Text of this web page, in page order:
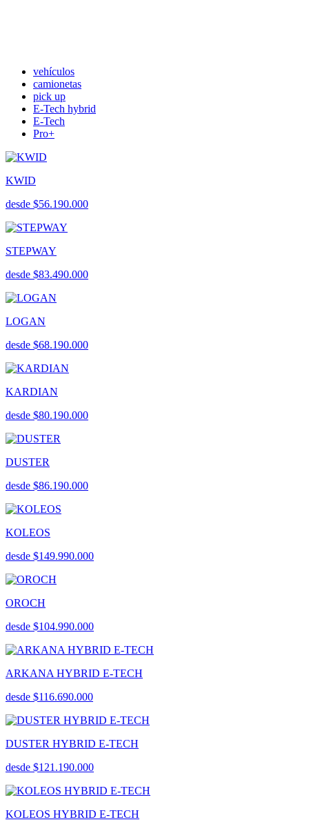
vehículos
camionetas
pick up
E-Tech hybrid
E-Tech
Pro+
KWID
desde $56.190.000
STEPWAY
desde $83.490.000
LOGAN
desde $68.190.000
KARDIAN
desde $80.190.000
DUSTER
desde $86.190.000
KOLEOS
desde $149.990.000
OROCH
desde $104.990.000
ARKANA HYBRID E-TECH
desde $116.690.000
DUSTER HYBRID E-TECH
desde $121.190.000
KOLEOS HYBRID E-TECH